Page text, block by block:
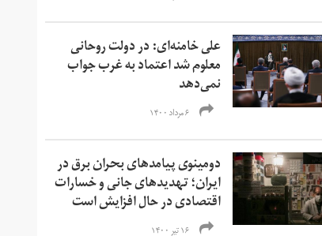
علی خامنه‌ای: در دولت روحانی
معلوم شد اعتماد به غرب جواب
نمی‌دهد
۶ مرداد ۱۴۰۰
دومینوی پیامدهای بحران برق در
ایران؛ تهدیدهای جانی و خسارات
اقتصادی در حال افزایش است
۱۶ تیر ۱۴۰۰